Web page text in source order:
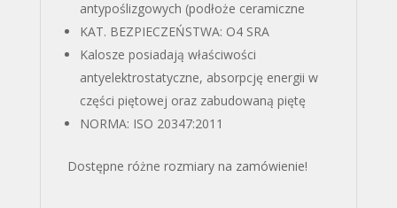
antypoślizgowych (podłoże ceramiczne
KAT. BEZPIECZEŃSTWA: O4 SRA
Kalosze posiadają właściwości
antyelektrostatyczne, absorpcję energii w
części piętowej oraz zabudowaną piętę
NORMA: ISO 20347:2011
Dostępne różne rozmiary na zamówienie!